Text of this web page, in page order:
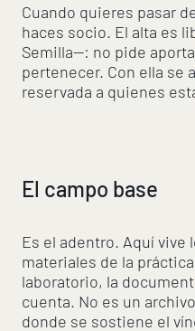
Cuando quieres pasar
haces socio. El alta es
Semilla—: no pide
pertenecer. Con ella se
reservada a quienes
El campo base
Es el adentro. Aquí vive
materiales de la
laboratorio, la
cuenta. No es un
donde se sostiene el